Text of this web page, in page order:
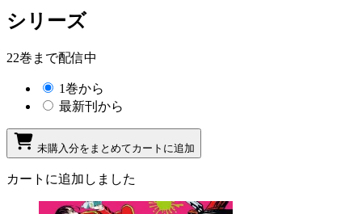
シリーズ
22巻まで配信中
1巻から
最新刊から
未購入分をまとめてカートに追加
カートに追加しました